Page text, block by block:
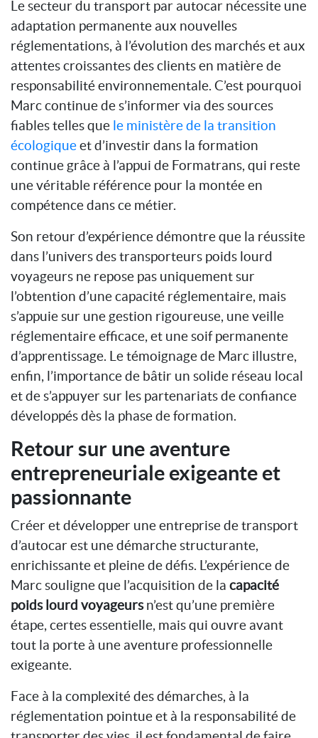
Le secteur du transport par autocar nécessite une
adaptation permanente aux nouvelles
réglementations, à l’évolution des marchés et aux
attentes croissantes des clients en matière de
responsabilité environnementale. C’est pourquoi
Marc continue de s’informer via des sources
fiables telles que le ministère de la transition
écologiqueet d’investir dans la formation
continue grâce à l’appui de Formatrans, qui reste
une véritable référence pour la montée en
compétence dans ce métier.
Son retour d’expérience démontre que la réussite
dans l’univers des transporteurs poids lourd
voyageurs ne repose pas uniquement sur
l’obtention d’une capacité réglementaire, mais
s’appuie sur une gestion rigoureuse, une veille
réglementaire efficace, et une soif permanente
d’apprentissage. Le témoignage de Marc illustre,
enfin, l’importance de bâtir un solide réseau local
et de s’appuyer sur les partenariats de confiance
développés dès la phase de formation.
Retour sur une aventure
entrepreneuriale exigeante et
passionnante
Créer et développer une entreprise de transport
d’autocar est une démarche structurante,
enrichissante et pleine de défis. L’expérience de
Marc souligne que l’acquisition de la capacité
poids lourd voyageursn’est qu’une première
étape, certes essentielle, mais qui ouvre avant
tout la porte à une aventure professionnelle
exigeante.
Face à la complexité des démarches, à la
réglementation pointue et à la responsabilité de